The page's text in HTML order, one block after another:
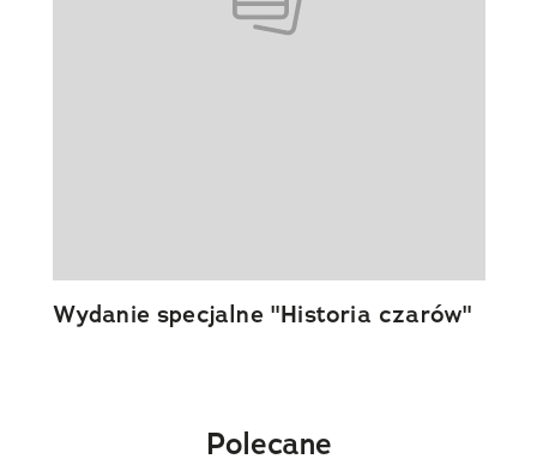
Wydanie specjalne "Historia czarów"
Polecane